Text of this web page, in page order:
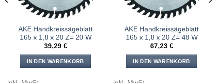
AKE Handkreissägeblatt
165 x 1,8 x 20 Z= 20 W
39,29 €
IN DEN WARENKORB
AKE Handkreissägeblatt
165 x 1,8 x 20 Z= 48 W
67,23 €
IN DEN WARENKORB